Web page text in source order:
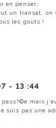
en penser…
un transat, on
les gouts !
- 13 :44
pass?©e mais
suis pas une